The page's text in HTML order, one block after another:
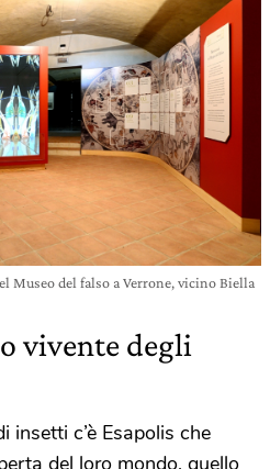
Museo del falso a Verrone, vicino Biella
vivente degli
insetti c’è Esapolis che
del loro mondo, quello